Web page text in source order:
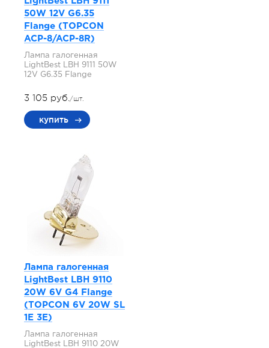
50W 12V G6.35
Flange (TOPCON
ACP-8/ACP-8R)
Лампа галогенная
LightBest LBH 9111 50W
12V G6.35 Flange
3 105 руб./шт.
купить
Лампа галогенная
LightBest LBH 9110
20W 6V G4 Flange
(TOPCON 6V 20W SL
1E 3E)
Лампа галогенная
LightBest LBH 9110 20W